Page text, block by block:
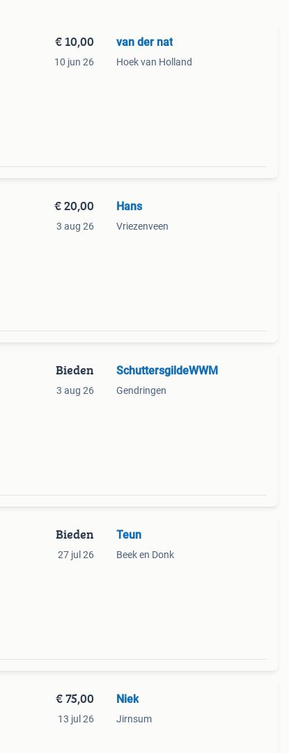
€ 10,00
10 jun 26
van der nat
Hoek van Holland
€ 20,00
3 aug 26
Hans
Vriezenveen
Bieden
3 aug 26
SchuttersgildeWWM
Gendringen
Bieden
27 jul 26
Teun
Beek en Donk
€ 75,00
13 jul 26
Niek
Jirnsum